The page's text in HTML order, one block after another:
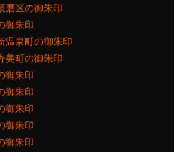
磨区の御朱印
御朱印
温泉町の御朱印
美町の御朱印
御朱印
御朱印
御朱印
御朱印
御朱印